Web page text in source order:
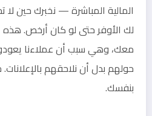
المالية المباشرة — نخبرك حين لا
لك الأوفر حتى لو كان أرخص. هذه
معك، وهي سبب أن عملاءنا
حولهم بدل أن نلاحقهم
بنفسك.